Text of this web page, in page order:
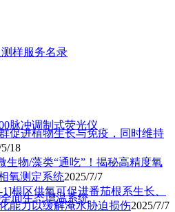
样服务名录
脉冲调制式荧光仪
全面生态增温系统
促进植物生长与免疫，同时维持
18
生物/藻类“通吃”！揭秘高精度氧
氧测定系统2025/7/7
根区供氧可促进番茄根系生长、
能力以缓解淹水胁迫损伤2025/7/7